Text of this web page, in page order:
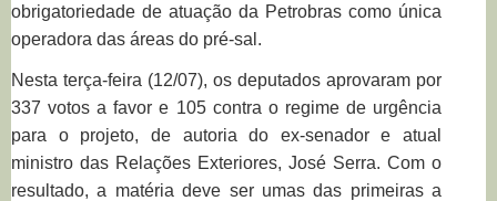
obrigatoriedade de atuação da Petrobras como única
operadora das áreas do pré-sal.
Nesta terça-feira (12/07), os deputados aprovaram por
337 votos a favor e 105 contra o regime de urgência
para o projeto, de autoria do ex-senador e atual
ministro das Relações Exteriores, José Serra. Com o
resultado, a matéria deve ser umas das primeiras a